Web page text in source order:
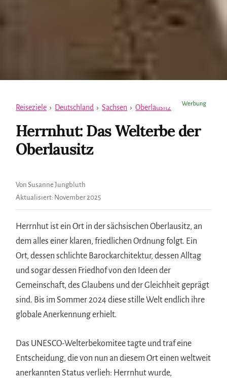
Reiseziele › Deutschland › Sachsen › Oberlausitz
Herrnhut: Das Welterbe der
Oberlausitz
Von Susanne Jungbluth
Aktualisiert: November 2025
Herrnhut ist ein Ort in der sächsischen Oberlausitz, an
dem alles einer klaren, friedlichen Ordnung folgt. Ein
Ort, dessen schlichte Barockarchitektur, dessen Alltag
und sogar dessen Friedhof von den Ideen der
Gemeinschaft, des Glaubens und der Gleichheit geprägt
sind. Bis im Sommer 2024 diese stille Welt endlich ihre
globale Anerkennung erhielt.
Das UNESCO-Welterbekomitee tagte und traf eine
Entscheidung, die von nun an diesem Ort einen weltweit
anerkannten Status verlieh: Herrnhut wurde,